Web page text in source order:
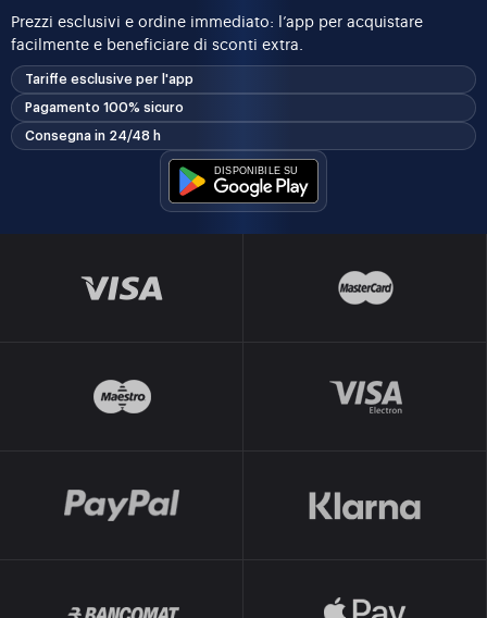
Prezzi esclusivi e ordine immediato: l’app per acquistare
facilmente e beneficiare di sconti extra.
Tariffe esclusive per l'app
Pagamento 100% sicuro
Consegna in 24/48 h